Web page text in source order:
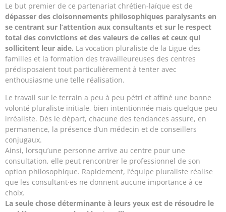
Le but premier de ce partenariat chrétien-laïque est de
dépasser des cloisonnements philosophiques paralysants en
se centrant sur l’attention aux consultants et sur le respect
total des convictions et des valeurs de celles et ceux qui
sollicitent leur aide. La vocation pluraliste de la Ligue des
familles et la formation des travailleureuses des centres
prédisposaient tout particulièrement à tenter avec
enthousiasme une telle réalisation.
Le travail sur le terrain a peu à peu pétri et affiné une bonne
volonté pluraliste initiale, bien intentionnée mais quelque peu
irréaliste. Dés le départ, chacune des tendances assure, en
permanence, la présence d’un médecin et de conseillers
conjugaux.
Ainsi, lorsqu’une personne arrive au centre pour une
consultation, elle peut rencontrer le professionnel de son
option philosophique. Rapidement, l’équipe pluraliste réalise
que les consultant·es ne donnent aucune importance à ce
choix.
La seule chose déterminante à leurs yeux est de résoudre le